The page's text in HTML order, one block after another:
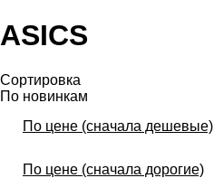
ASICS
Сортировка
По новинкам
По цене (сначала дешевые)
По цене (сначала дорогие)